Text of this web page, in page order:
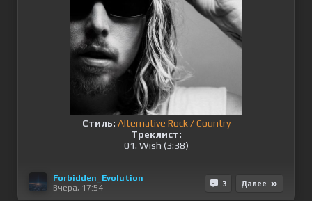
Стиль: Alternative Rock / Country
Треклист:
01. Wish (3:38)
Forbidden_Evolution
Вчера, 17:54
3 Далее